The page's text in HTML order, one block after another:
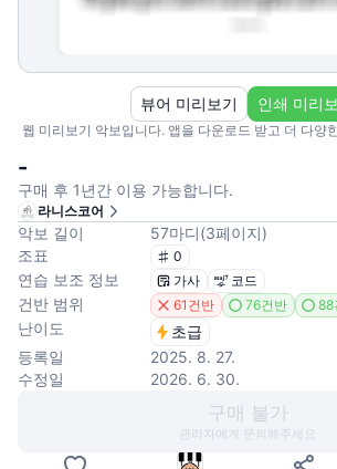
웹 미리보기 악보입니다. 앱을 다운로드 받고 더 다양
뷰어 미리보기 인쇄 미리
-
구매 후 1년간 이용 가능합니다.
라니스코어
악보 길이 57마디(3페이지)
조표
0
연습 보조 정보 가사 코드
건반 범위 61건반 76건반 88
난이도
초급
등록일
2025. 8. 27.
수정일
2026. 6. 30.
구매 불가
관리자에게 문의해주세요